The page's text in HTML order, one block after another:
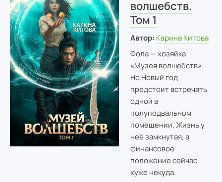
волшебств.
Том 1
Автор: Карина Китова
Фола — хозяйка
«Музея волшебств».
Но Новый год
предстоит встречать
одной в
полуподвальном
помещении. Жизнь у
неё замкнутая, а
финансовое
положение сейчас
хуже некуда.